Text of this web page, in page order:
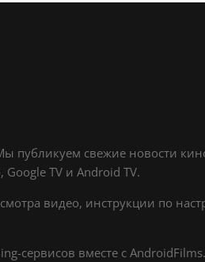
публикуем свежие новости
TV и Android TV.
видео, инструкции по
сервисов вместе с